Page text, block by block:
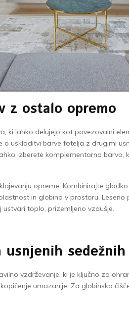
z ostalo opremo
ki lahko delujejo kot povezovalni
o uskladitvi barve fotelja z drugimi
izberete komplementarno
opreme. Kombinirajte
in globino v prostoru.
toplo, prizemljeno vzdušje.
usnjenih
vzdrževanje, ki je ključno za
umazanije. Za globinsko